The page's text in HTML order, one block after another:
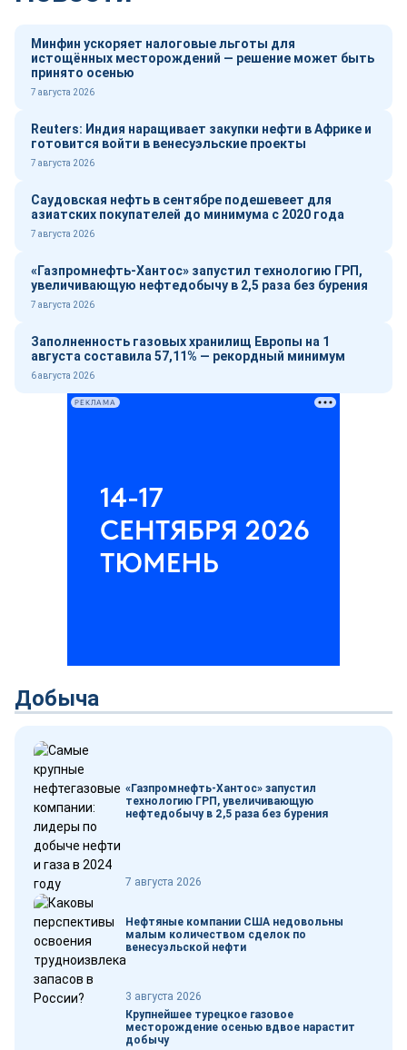
Минфин ускоряет налоговые льготы для
истощённых месторождений — решение может быть
принято осенью
7 августа 2026
Reuters: Индия наращивает закупки нефти в Африке и
готовится войти в венесуэльские проекты
7 августа 2026
Саудовская нефть в сентябре подешевеет для
азиатских покупателей до минимума с 2020 года
7 августа 2026
«Газпромнефть-Хантос» запустил технологию ГРП,
увеличивающую нефтедобычу в 2,5 раза без бурения
7 августа 2026
Заполненность газовых хранилищ Европы на 1
августа составила 57,11% — рекордный минимум
6 августа 2026
РЕКЛАМА
Добыча
«Газпромнефть-Хантос» запустил
технологию ГРП, увеличивающую
нефтедобычу в 2,5 раза без бурения
7 августа 2026
Нефтяные компании США недовольны
малым количеством сделок по
венесуэльской нефти
3 августа 2026
Крупнейшее турецкое газовое
месторождение осенью вдвое нарастит
добычу